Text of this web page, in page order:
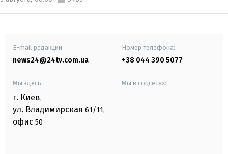
E-mail редакции
news24@24tv.com.ua
Номер телефона:
+38 044 390 5077
Мы здесь:
г. Киев,
ул. Владимирская 61/11,
офис 50
Мы в соцсетях: